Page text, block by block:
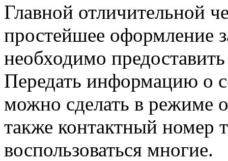
Главной отличительной
простейшее оформление
необходимо
Передать информацию о
можно сделать в режиме
также контактный номер
воспользоваться многие.